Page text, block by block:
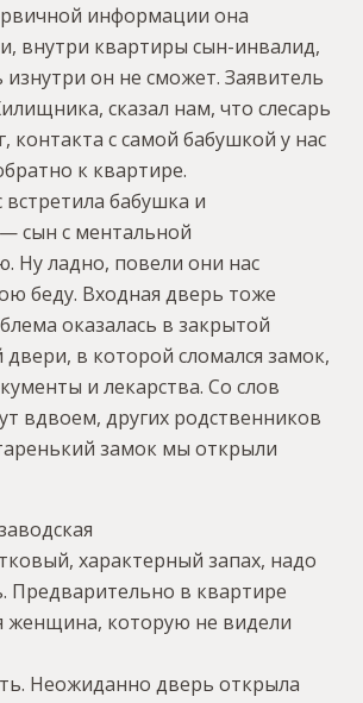
информации она
внутри квартиры сын-инвалид,
он не сможет. Заявитель
сказал нам, что слесарь
контакта с самой бабушкой у нас
к квартире.
бабушка и
сын с ментальной
Ну ладно, повели они нас
беду. Входная дверь тоже
оказалась в закрытой
в которой сломался замок,
и лекарства. Со слов
вдвоем, других родственников
замок мы открыли
характерный запах, надо
Предварительно в квартире
женщина, которую не видели
Неожиданно дверь открыла